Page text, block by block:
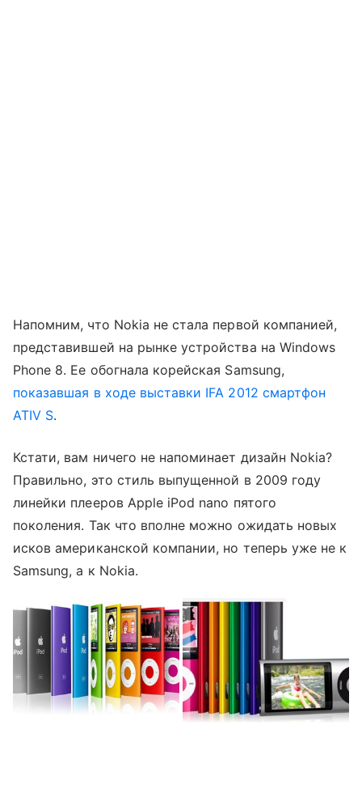
Напомним, что Nokia не стала первой компанией,
представившей на рынке устройства на Windows
Phone 8. Ее обогнала корейская Samsung,
показавшая в ходе выставки IFA 2012 смартфон
ATIV S.
Кстати, вам ничего не напоминает дизайн Nokia?
Правильно, это стиль выпущенной в 2009 году
линейки плееров Apple iPod nano пятого
поколения. Так что вполне можно ожидать новых
исков американской компании, но теперь уже не к
Samsung, а к Nokia.